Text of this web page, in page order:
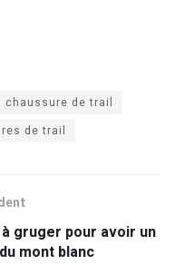
chaussure de trail
de trail
gruger pour avoir un
mont blanc